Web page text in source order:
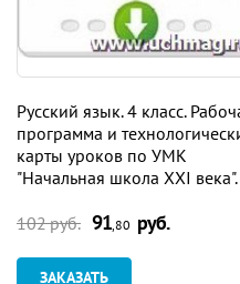
Русский язык. 4 класс.
программа и
карты уроков по УМК
"Начальная школа XXI века".
через Интернет
102 руб. 91 ,80 руб.
ЗАКАЗАТЬ